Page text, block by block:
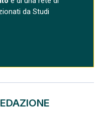
da Studi